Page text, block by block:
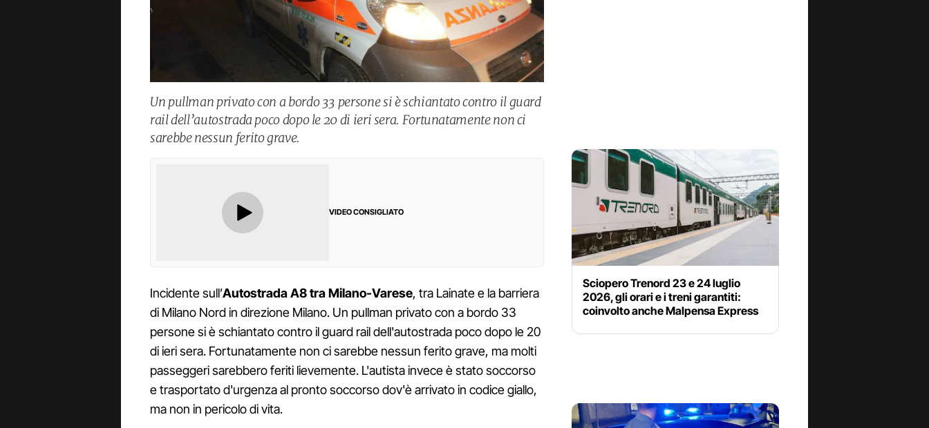
Un pullman privato con a bordo 33 persone si è schiantato contro il guard
rail dell’autostrada poco dopo le 20 di ieri sera. Fortunatamente non ci
sarebbe nessun ferito grave.
VIDEO CONSIGLIATO
Incidente sull’Autostrada A8 tra Milano-Varese, tra Lainate e la barriera
di Milano Nord in direzione Milano. Un pullman privato con a bordo 33
persone si è schiantato contro il guard rail dell'autostrada poco dopo le 20
di ieri sera. Fortunatamente non ci sarebbe nessun ferito grave, ma molti
passeggeri sarebbero feriti lievemente. L'autista invece è stato soccorso
e trasportato d'urgenza al pronto soccorso dov'è arrivato in codice giallo,
ma non in pericolo di vita.
Sciopero Trenord 23 e 24 luglio
2026, gli orari e i treni garantiti:
coinvolto anche Malpensa Express